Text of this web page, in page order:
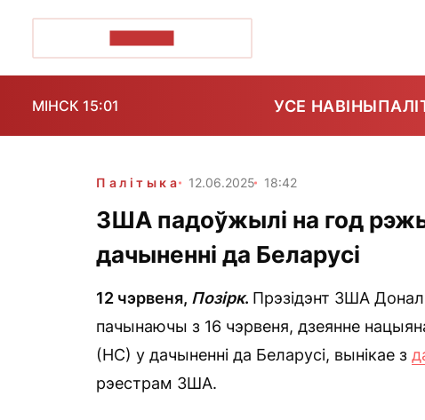
МІНСК 15:01 УСЕ НАВІНЫ
Палітыка 12.06.2025 18:42
ЗША падоўжылі на год
дачыненні да Беларусі
12 чэрвеня, Позірк. Прэзідэнт ЗША
пачынаючы з 16 чэрвеня, дзеянне
(НС) у дачыненні да Беларусі, вынікае з
рэестрам ЗША.